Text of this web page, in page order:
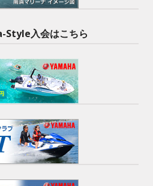
Style入会はこちら